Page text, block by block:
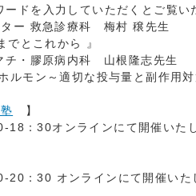
ードを入力していただくとご覧
ー 救急診療科 梅村 穣先生
でとこれから 』
チ・膠原病内科 山根隆志先生
ルモン～適切な投与量と副作用
】
：30オンラインにて開催いた
：30 オンラインにて開催いた